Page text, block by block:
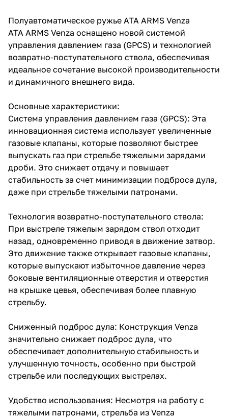
Полуавтоматическое ружье ATA ARMS Venza
ATA ARMS Venza оснащено новой системой
управления давлением газа (GPCS) и технологией
возвратно-поступательного ствола, обеспечивая
идеальное сочетание высокой производительности
и динамичного внешнего вида.
Основные характеристики:
Система управления давлением газа (GPCS): Эта
инновационная система использует увеличенные
газовые клапаны, которые позволяют быстрее
выпускать газ при стрельбе тяжелыми зарядами
дроби. Это снижает отдачу и повышает
стабильность за счет минимизации подброса дула,
даже при стрельбе тяжелыми патронами.
Технология возвратно-поступательного ствола:
При выстреле тяжелым зарядом ствол отходит
назад, одновременно приводя в движение затвор.
Это движение также открывает газовые клапаны,
которые выпускают избыточное давление через
боковые вентиляционные отверстия и отверстия
на крышке цевья, обеспечивая более плавную
стрельбу.
Сниженный подброс дула: Конструкция Venza
значительно снижает подброс дула, что
обеспечивает дополнительную стабильность и
улучшенную точность, особенно при быстрой
стрельбе или последующих выстрелах.
Удобство использования: Несмотря на работу с
тяжелыми патронами, стрельба из Venza